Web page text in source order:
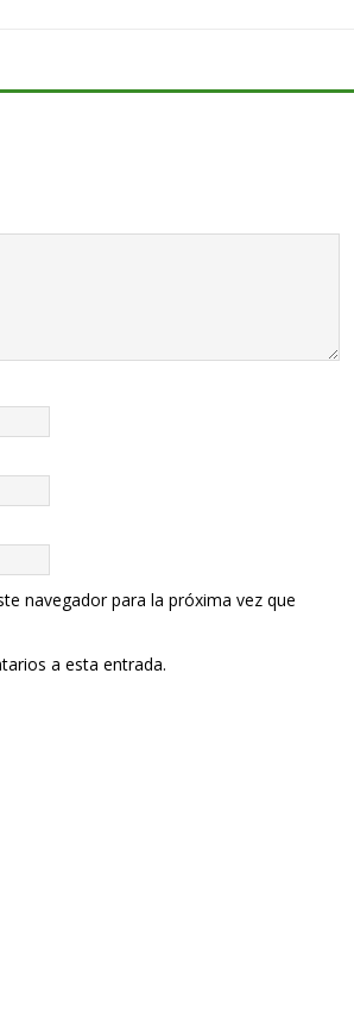
navegador para la próxima vez que
a esta entrada.